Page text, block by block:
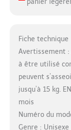
Fiche technique
Avertissement :
à être utilisé
peuvent
jusqu’à 15 kg.
mois
Numéro du
Genre : Unisexe